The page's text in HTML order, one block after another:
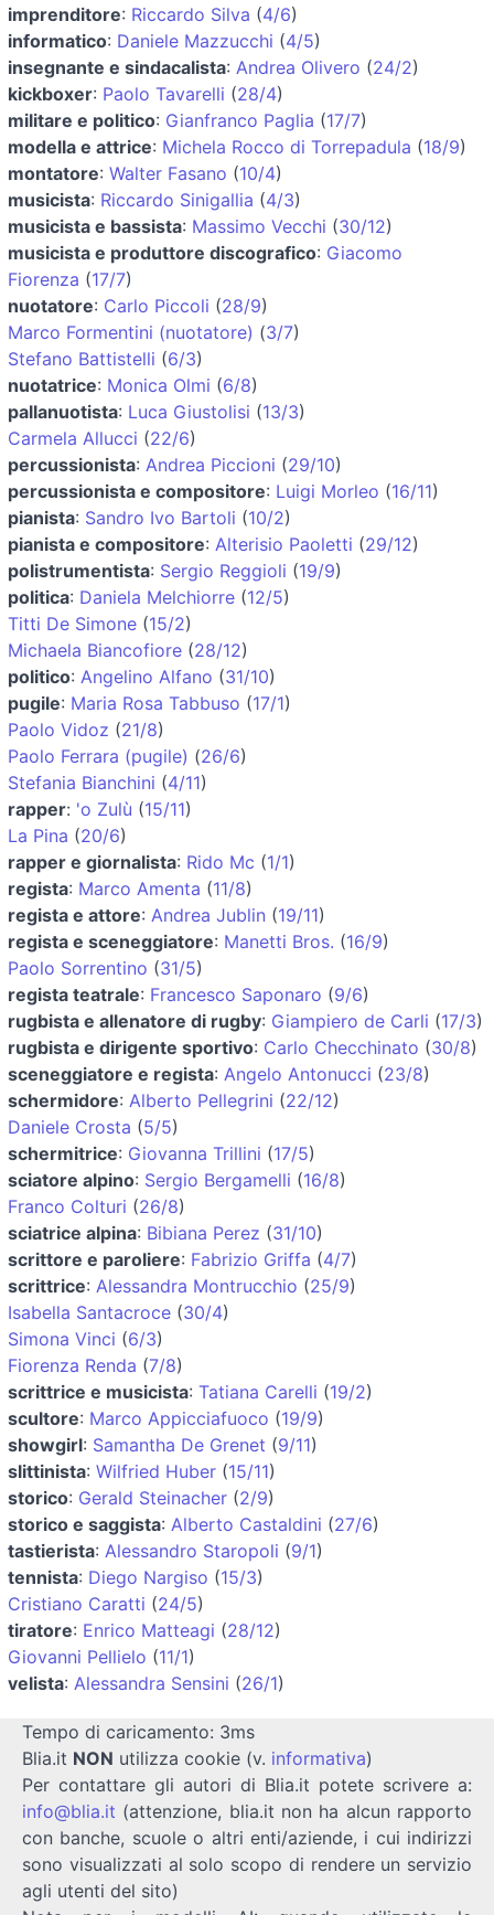
imprenditore: Riccardo Silva (4/6)
informatico: Daniele Mazzucchi (4/5)
insegnante e sindacalista: Andrea Olivero (24/2)
kickboxer: Paolo Tavarelli (28/4)
militare e politico: Gianfranco Paglia (17/7)
modella e attrice: Michela Rocco di Torrepadula (18/9)
montatore: Walter Fasano (10/4)
musicista: Riccardo Sinigallia (4/3)
musicista e bassista: Massimo Vecchi (30/12)
musicista e produttore discografico: Giacomo
Fiorenza (17/7)
nuotatore: Carlo Piccoli (28/9)
Marco Formentini (nuotatore) (3/7)
Stefano Battistelli (6/3)
nuotatrice: Monica Olmi (6/8)
pallanuotista: Luca Giustolisi (13/3)
Carmela Allucci (22/6)
percussionista: Andrea Piccioni (29/10)
percussionista e compositore: Luigi Morleo (16/11)
pianista: Sandro Ivo Bartoli (10/2)
pianista e compositore: Alterisio Paoletti (29/12)
polistrumentista: Sergio Reggioli (19/9)
politica: Daniela Melchiorre (12/5)
Titti De Simone (15/2)
Michaela Biancofiore (28/12)
politico: Angelino Alfano (31/10)
pugile: Maria Rosa Tabbuso (17/1)
Paolo Vidoz (21/8)
Paolo Ferrara (pugile) (26/6)
Stefania Bianchini (4/11)
rapper: 'o Zulù (15/11)
La Pina (20/6)
rapper e giornalista: Rido Mc (1/1)
regista: Marco Amenta (11/8)
regista e attore: Andrea Jublin (19/11)
regista e sceneggiatore: Manetti Bros. (16/9)
Paolo Sorrentino (31/5)
regista teatrale: Francesco Saponaro (9/6)
rugbista e allenatore di rugby: Giampiero de Carli (17/3)
rugbista e dirigente sportivo: Carlo Checchinato (30/8)
sceneggiatore e regista: Angelo Antonucci (23/8)
schermidore: Alberto Pellegrini (22/12)
Daniele Crosta (5/5)
schermitrice: Giovanna Trillini (17/5)
sciatore alpino: Sergio Bergamelli (16/8)
Franco Colturi (26/8)
sciatrice alpina: Bibiana Perez (31/10)
scrittore e paroliere: Fabrizio Griffa (4/7)
scrittrice: Alessandra Montrucchio (25/9)
Isabella Santacroce (30/4)
Simona Vinci (6/3)
Fiorenza Renda (7/8)
scrittrice e musicista: Tatiana Carelli (19/2)
scultore: Marco Appicciafuoco (19/9)
showgirl: Samantha De Grenet (9/11)
slittinista: Wilfried Huber (15/11)
storico: Gerald Steinacher (2/9)
storico e saggista: Alberto Castaldini (27/6)
tastierista: Alessandro Staropoli (9/1)
tennista: Diego Nargiso (15/3)
Cristiano Caratti (24/5)
tiratore: Enrico Matteagi (28/12)
Giovanni Pellielo (11/1)
velista: Alessandra Sensini (26/1)
Tempo di caricamento: 3ms
Blia.it NON utilizza cookie (v. informativa)
Per contattare gli autori di Blia.it potete scrivere a:
info@blia.it (attenzione, blia.it non ha alcun rapporto
con banche, scuole o altri enti/aziende, i cui indirizzi
sono visualizzati al solo scopo di rendere un servizio
agli utenti del sito)